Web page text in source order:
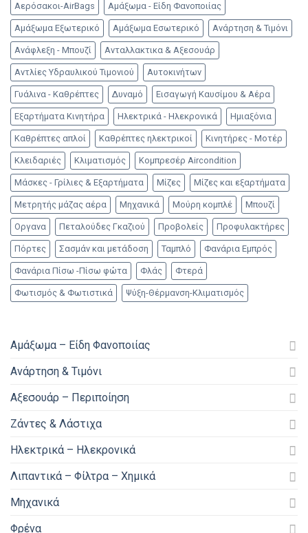
Αερόσακοι-AirBags Αμάξωμα - Είδη Φανοποιίας
Αμάξωμα Εξωτερικό Αμάξωμα Εσωτερικό Ανάρτηση & Τιμόνι
Ανάφλεξη - Μπουζί Ανταλλακτικα & Αξεσουάρ
Αντλίες Υδραυλικού Τιμονιού Αυτοκινήτων
Γυάλινα - Καθρέπτες Δυναμό Εισαγωγή Καυσίμου & Αέρα
Εξαρτήματα Κινητήρα Ηλεκτρικά - Ηλεκρονικά Ημιαξόνια
Καθρέπτες απλοί Καθρέπτες ηλεκτρικοί Κινητήρες - Μοτέρ
Κλειδαριές Κλιματισμός Κομπρεσέρ Aircondition
Μάσκες - Γρίλιες & Εξαρτήματα Μίζες Μίζες και εξαρτήματα
Μετρητής μάζας αέρα Μηχανικά Μούρη κομπλέ Μπουζί
Οργανα Πεταλούδες Γκαζιού Προβολείς Προφυλακτήρες
Πόρτες Σασμάν και μετάδοση Ταμπλό Φανάρια Εμπρός
Φανάρια Πίσω -Πίσω φώτα Φλάς Φτερά
Φωτισμός & Φωτιστικά Ψύξη-Θέρμανση-Κλιματισμός
Αμάξωμα – Είδη Φανοποιίας
Ανάρτηση & Τιμόνι
Αξεσουάρ – Περιποίηση
Ζάντες & Λάστιχα
Ηλεκτρικά – Ηλεκρονικά
Λιπαντικά – Φίλτρα – Χημικά
Μηχανικά
Φρένα